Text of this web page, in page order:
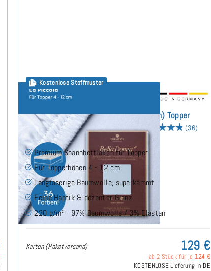
Kostenlose Stoffmuster
Bella Donna La Piccola (bis 12cm) Topper
Spannbettlaken 180x200 cm
(36)
Premium Spannbettlaken für Topper
Für Topperhöhen 4 - 12 cm
Langfaserige Baumwolle, superkämmt
Feine Haptik & dezenter Glanz
220 g/m² - 97% Baumwolle / 3% Elastan
Karton (Paketversand) 129 €
ab 2 Stück für je 124 €
KOSTENLOSE Lieferung in DE